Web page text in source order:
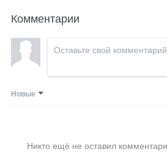
Комментарии
Новые
Никто ещё не оставил